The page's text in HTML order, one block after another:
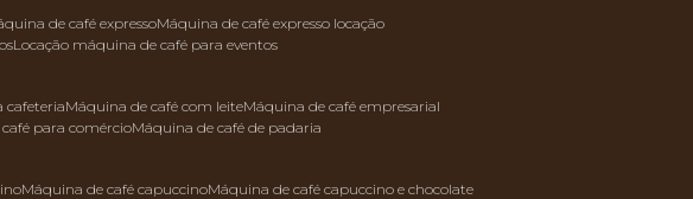
de café expresso
máquina de café expresso locação
locação máquina de café para eventos
cafeteria máquina de café com leite
máquina de café empresarial
café para comércio
máquina de café de padaria
máquina de café capuccino
máquina de café capuccino e chocolate